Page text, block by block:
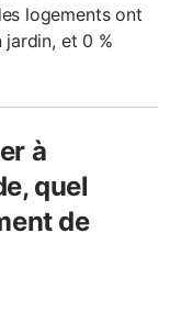
logements ont
jardin, et 0 %
à
quel
de